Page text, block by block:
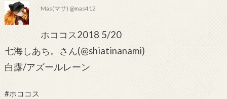
Mas(マサ) @mas412
ホココス2018 5/20
七海しあち。さん(@shiatinanami)
白露/アズールレーン
#ホココス